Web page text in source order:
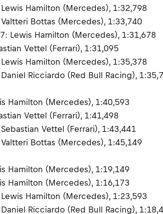
Hamilton (Mercedes), 1:32,798
Bottas (Mercedes), 1:33,740
Lewis Hamilton (Mercedes), 1:31,678
Vettel (Ferrari), 1:31,095
Hamilton (Mercedes), 1:35,378
Ricciardo (Red Bull Racing),
Hamilton (Mercedes), 1:40,593
Vettel (Ferrari), 1:41,498
Vettel (Ferrari), 1:43,441
Bottas (Mercedes), 1:45,149
Hamilton (Mercedes), 1:19,149
Hamilton (Mercedes), 1:16,173
Hamilton (Mercedes), 1:23,593
Ricciardo (Red Bull Racing),